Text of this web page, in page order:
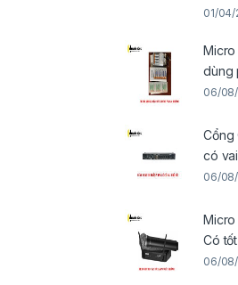
01/
dùng
06/
Cổng
có
06/
Micro
Có
06/